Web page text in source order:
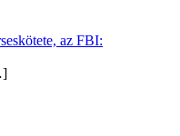
az FBI: